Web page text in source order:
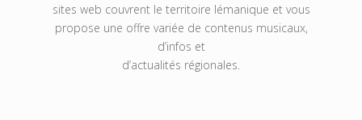
sites web couvrent le territoire lémanique et vous
propose une offre variée de contenus musicaux,
d’infos et
d’actualités régionales.